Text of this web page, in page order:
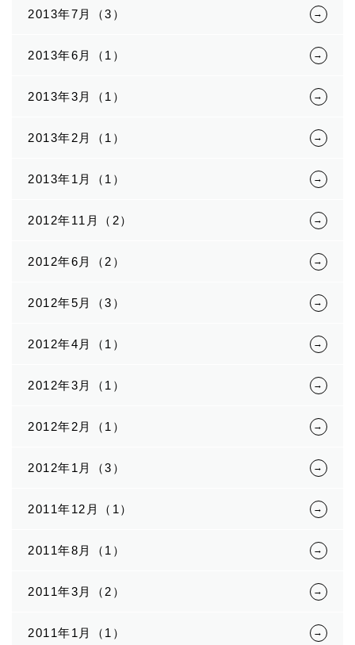
2013年7月（3）
2013年6月（1）
2013年3月（1）
2013年2月（1）
2013年1月（1）
2012年11月（2）
2012年6月（2）
2012年5月（3）
2012年4月（1）
2012年3月（1）
2012年2月（1）
2012年1月（3）
2011年12月（1）
2011年8月（1）
2011年3月（2）
2011年1月（1）